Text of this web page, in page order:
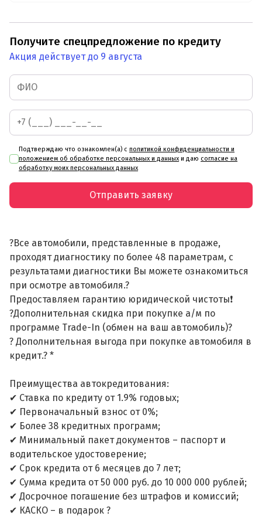
Получите спецпредложение по кредиту
Акция действует до 9 августа
Подтверждаю что ознакомлен(а) с политикой конфиденциальности и
положением об обработке персональных и данных и даю согласие на
обработку моих персональных данных
Отправить заявку
?Все автомобили, представленные в продаже,
проходят диагностику по более 48 параметрам, с
результатами диагностики Вы можете ознакомиться
при осмотре автомобиля.?
Предоставляем гарантию юридической чистоты❗
?Дополнительная скидка при покупке а/м по
программе Trade-In (обмен на ваш автомобиль)?
? Дополнительная выгода при покупке автомобиля в
кредит.? *
Преимущества автокредитования:
✔ Ставка по кредиту от 1.9% годовых;
✔ Первоначальный взнос от 0%;
✔ Более 38 кредитных программ;
✔ Минимальный пакет документов – паспорт и
водительское удостоверение;
✔ Срок кредита от 6 месяцев до 7 лет;
✔ Сумма кредита от 50 000 руб. до 10 000 000 рублей;
✔ Досрочное погашение без штрафов и комиссий;
✔ КАСКО – в подарок ?